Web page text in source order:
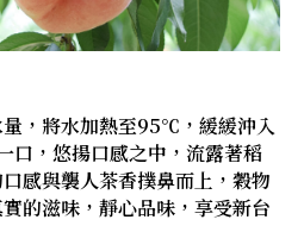
，將水加熱至95℃，緩緩沖入
口，悠揚口感之中，流露著稻
感與襲人茶香撲鼻而上，穀物
的滋味，靜心品味，享受新台